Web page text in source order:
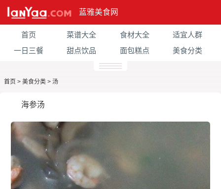
蓝雅美食网
首页 菜谱大全 食材大全
适宜人群
一日三餐
甜点饮品 面包糕点 美食分类
首页 > 美食分类 > 汤
海参汤